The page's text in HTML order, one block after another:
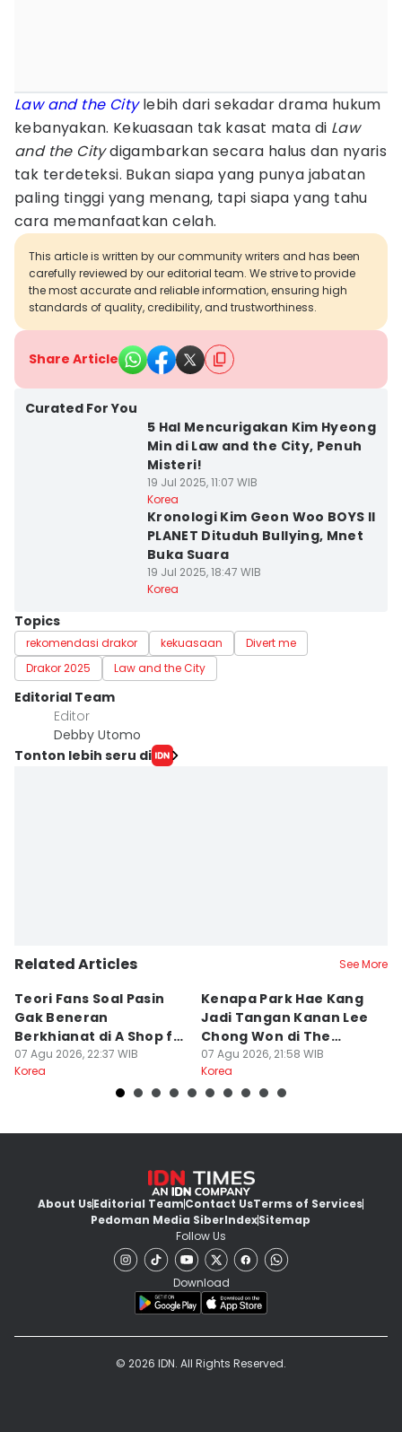
Law and the Citylebih dari sekadar drama hukum
kebanyakan. Kekuasaan tak kasat mata di Law
and the Citydigambarkan secara halus dan nyaris
tak terdeteksi. Bukan siapa yang punya jabatan
paling tinggi yang menang, tapi siapa yang tahu
cara memanfaatkan celah.
This article is written by our community writers and has been
carefully reviewed by our editorial team. We strive to provide
the most accurate and reliable information, ensuring high
standards of quality, credibility, and trustworthiness.
Share Article
Curated For You
5 Hal Mencurigakan Kim Hyeong
Min di Law and the City, Penuh
Misteri!
19 Jul 2025, 11:07 WIB
Korea
Kronologi Kim Geon Woo BOYS II
PLANET Dituduh Bullying, Mnet
Buka Suara
19 Jul 2025, 18:47 WIB
Korea
Topics
rekomendasi drakor kekuasaan
Divert me
Drakor 2025
Law and the City
Editorial Team
Editor
Debby Utomo
Tonton lebih seru di
Related Articles See More
Teori Fans Soal Pasin
Gak Beneran
Berkhianat di A Shop for
Killers 2
07 Agu 2026, 22:37 WIB
Korea
Kenapa Park Hae Kang
Jadi Tangan Kanan Lee
Chong Won di The
Apartment Job?
07 Agu 2026, 21:58 WIB
Korea
About UsEditorial TeamContact UsTerms of Services
Pedoman Media SiberIndexSitemap
Follow Us
Download
© 2026 IDN. All Rights Reserved.